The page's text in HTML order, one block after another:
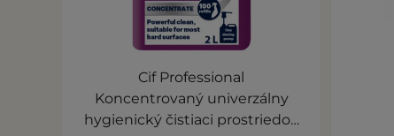
Cif Professional
Koncentrovaný univerzálny
hygienický čistiaci prostriedok